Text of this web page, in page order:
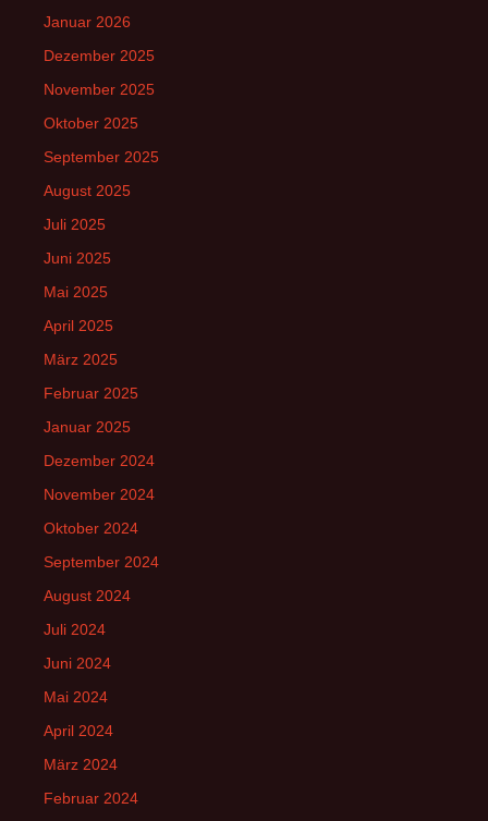
Januar 2026
Dezember 2025
November 2025
Oktober 2025
September 2025
August 2025
Juli 2025
Juni 2025
Mai 2025
April 2025
März 2025
Februar 2025
Januar 2025
Dezember 2024
November 2024
Oktober 2024
September 2024
August 2024
Juli 2024
Juni 2024
Mai 2024
April 2024
März 2024
Februar 2024